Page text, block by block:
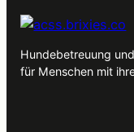
Hundebetreuung
für Menschen mit